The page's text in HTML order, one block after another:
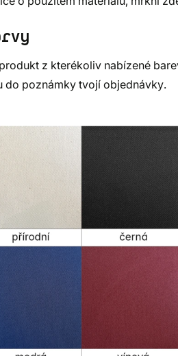
z kterékoliv nabízené
do poznámky tvojí objednávky.